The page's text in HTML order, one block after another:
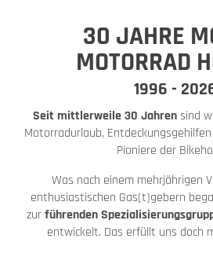
30 JAHRE
MOTORRAD
1996 -
Seit mittlerweile 30 Jahrensind
Motorradurlaub,
Pioniere der
Was nach einem mehrjährigen
enthusiastischen Gas(t)gebern
zurführenden
entwickelt. Das erfüllt uns doch